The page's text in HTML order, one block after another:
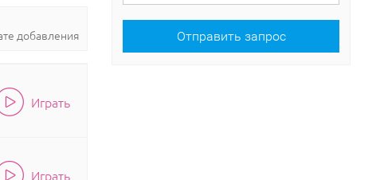
добавления
Играть
Играть
Отправить запрос